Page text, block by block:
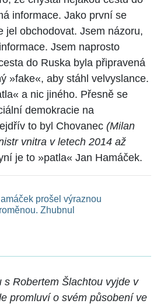
informace. Jako první se
jel obchodovat. Jsem názoru,
Jsem naprosto
do Ruska byla připravená
»fake«, aby stáhl velvyslance.
a nic jiného. Přesně se
demokracie na
to byl Chovanec (Milan
vnitra v letech 2014 až
je to »patla« Jan Hamáček.
prošel výraznou
Zhubnul
s Robertem Šlachtou vyjde v
promluví o svém působení ve